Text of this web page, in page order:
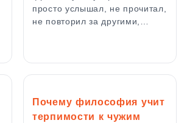
просто услышал, не прочитал,
не повторил за другими,…
Почему философия учит
терпимости к чужим